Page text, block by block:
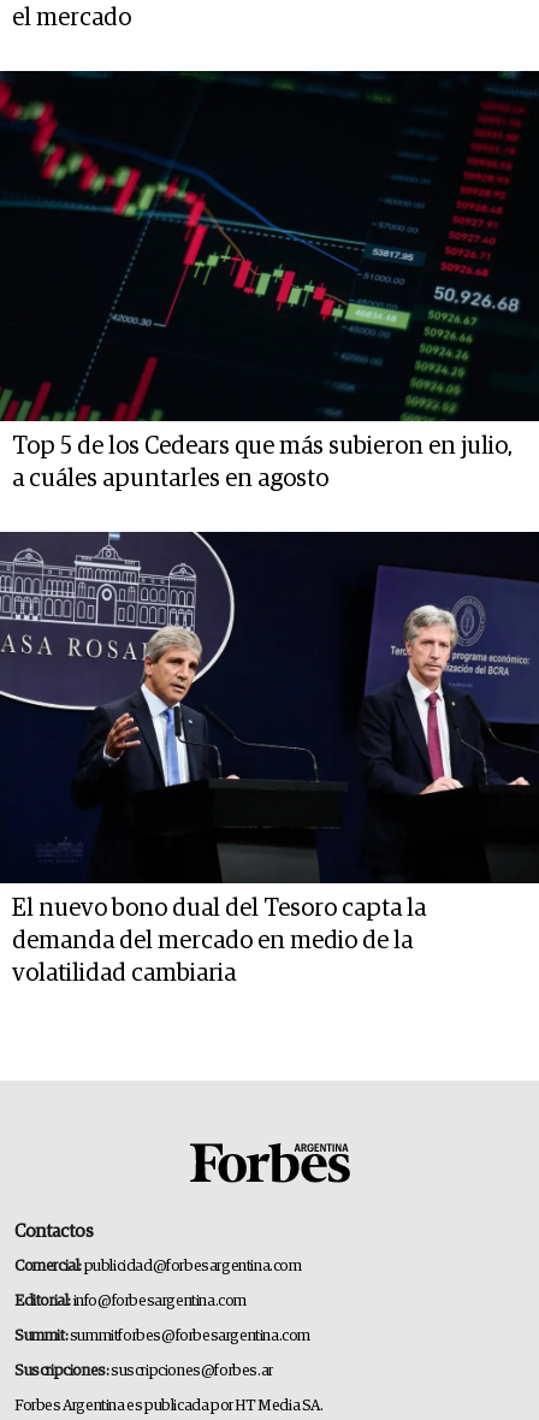
el mercado
Top 5 de los Cedears que más subieron en julio,
a cuáles apuntarles en agosto
El nuevo bono dual del Tesoro capta la
demanda del mercado en medio de la
volatilidad cambiaria
Contactos
Comercial:publicidad@forbesargentina.com
Editorial:info@forbesargentina.com
Summit:summitforbes@forbesargentina.com
Suscripciones:suscripciones@forbes.ar
Forbes Argentina es publicada por HT Media SA.